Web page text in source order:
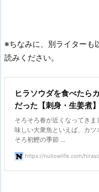
※ちなみに、別ライターも
読みください。
ヒラソウダを食べたら
だった【刺身・生姜煮】
そろそろ春が近くなってきま
味しい大衆魚といえば、カツ
そろ初鰹の季節 ...
https://nullowlife.com/